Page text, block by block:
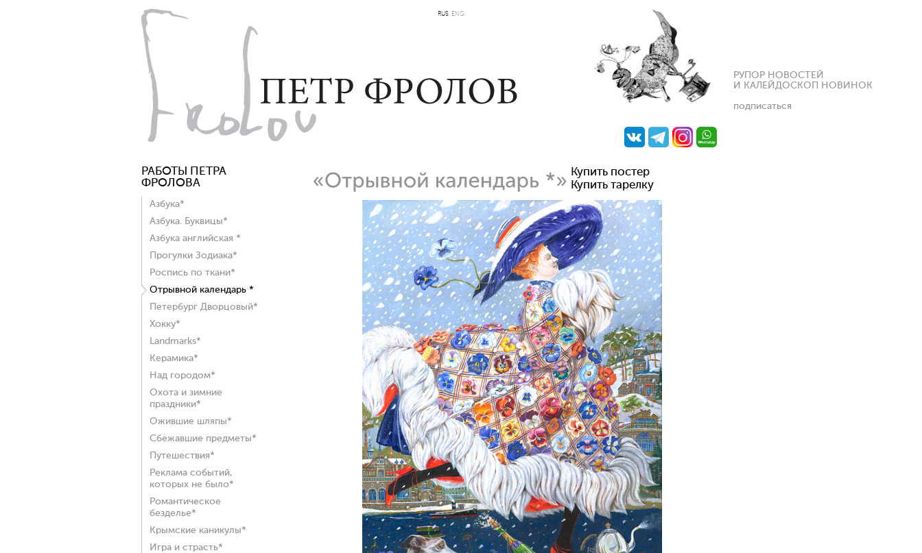
RUS ENG
РУПОР НОВОСТЕЙ
И КАЛЕЙДОСКОП НОВИНОК
подписаться
РАБОТЫ ПЕТРА
ФРОЛОВА
Азбука*
Азбука. Буквицы*
Азбука английская *
Прогулки Зодиака*
Роспись по ткани*
Отрывной календарь *
Петербург Дворцовый*
Хокку*
Landmarks*
Керамика*
Над городом*
Охота и зимние
праздники*
Ожившие шляпы*
Сбежавшие предметы*
Путешествия*
Реклама событий,
которых не было*
Романтическое
безделье*
Крымские каникулы*
Игра и страсть*
Купить постер
Купить тарелку